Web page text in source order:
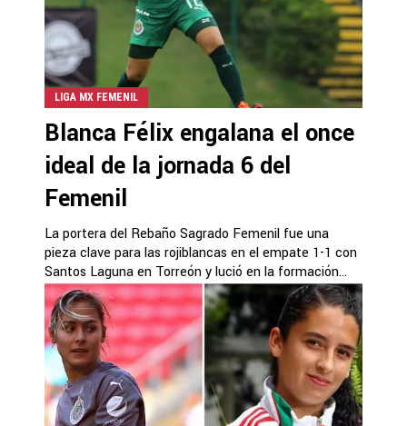
LIGA MX FEMENIL
Blanca Félix engalana el once
ideal de la jornada 6 del
Femenil
La portera del Rebaño Sagrado Femenil fue una
pieza clave para las rojiblancas en el empate 1-1 con
Santos Laguna en Torreón y lució en la formación...